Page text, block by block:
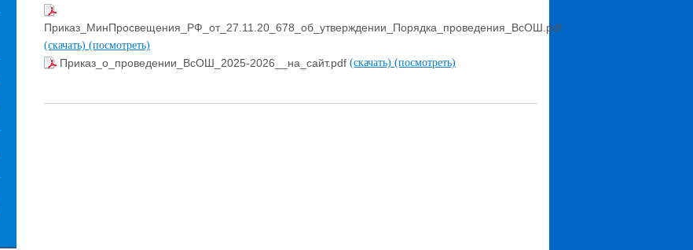
Приказ_МинПросвещения_РФ_от_27.11.20_678_об_утверждении_Порядка_проведения_ВсОШ.pdf
(скачать) (посмотреть)
Приказ_о_проведении_ВсОШ_2025-2026__на_сайт.pdf (скачать) (посмотреть)